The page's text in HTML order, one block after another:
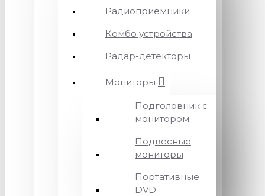
Радиоприемники
Комбо устройства
Радар-детекторы
Мониторы
Подголовник с
монитором
Подвесные
мониторы
Портативные
DVD